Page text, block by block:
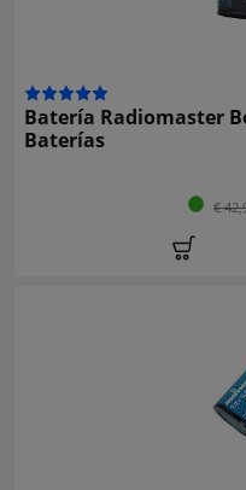
Batería Radiomaster
Baterías
€